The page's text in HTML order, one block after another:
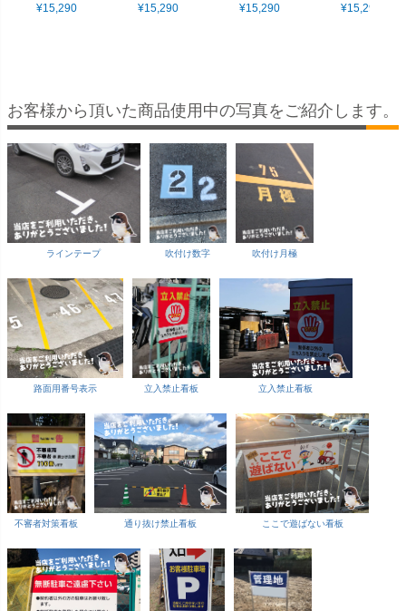
出し注意 WATCH F
¥15,290
と注意 WATCH YOU
¥15,290
注意 WATCH YOUR
¥15,290
と注意
¥15,290
お客様から頂いた商品使用中の写真をご紹介します。
ラインテープ 吹付け数字 吹付け月極
路面用番号表示 立入禁止看板 立入禁止看板
不審者対策看板 通り抜け禁止看板 ここで遊ばない看板